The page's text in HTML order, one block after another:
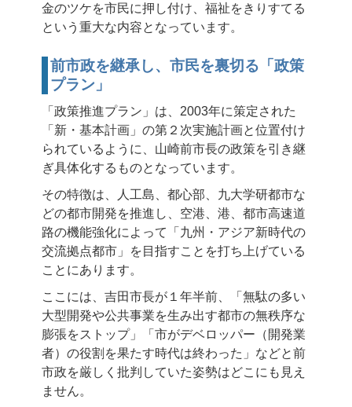
金のツケを市民に押し付け、福祉をきりすてる
という重大な内容となっています。
前市政を継承し、市民を裏切る「政策
プラン」
「政策推進プラン」は、2003年に策定された
「新・基本計画」の第２次実施計画と位置付け
られているように、山崎前市長の政策を引き継
ぎ具体化するものとなっています。
その特徴は、人工島、都心部、九大学研都市な
どの都市開発を推進し、空港、港、都市高速道
路の機能強化によって「九州・アジア新時代の
交流拠点都市」を目指すことを打ち上げている
ことにあります。
ここには、吉田市長が１年半前、「無駄の多い
大型開発や公共事業を生み出す都市の無秩序な
膨張をストップ」「市がデベロッパー（開発業
者）の役割を果たす時代は終わった」などと前
市政を厳しく批判していた姿勢はどこにも見え
ません。